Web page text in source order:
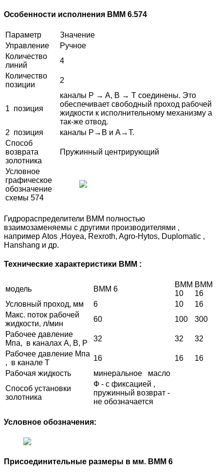
Особенности исполнения ВММ 6.574
Параметр
Значение
Управление
Ручное
Количество
линий
4
Количество
позиции
2
1 позиция
каналы P → A, B → T соединены. Это
обеспечивает свободный проход рабочей
жидкости к исполнительному механизму а
так-же отвод.
2 позиция
каналы P→В и А→T.
Способ
возврата
золотника
Пружинный центрирующий
Условное
графическое
обозначение
схемы 574
Гидрораспределители ВММ полностью
взаимозаменяемы с другими производителями ,
например Atos ,Hoyea, Rexroth, Agro-Hytos, Duplomatic ,
Hanshang и др.
Технические характеристики ВММ :
модель ВММ 6
ВММ
10
ВММ
16
Условный проход, мм
6 10
16
Макс. поток рабочей
жидкости, л/мин
60 100
300
Рабочее давление
Мпа, в каналах А, В, Р
32 32
32
Рабочее давление Мпа
, в канале Т
16 16
16
Рабочая жидкость
минеральное масло
Способ установки
золотника
Ф - с фиксацией ,
пружинный возврат -
не обозначается
Условное обозначения:
Присоединительные размеры в мм. ВММ 6